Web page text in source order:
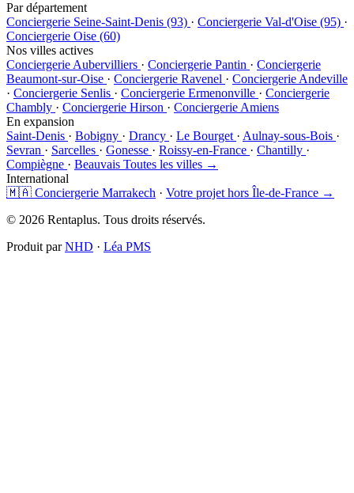
Par département
Conciergerie Seine-Saint-Denis (93) · Conciergerie Val-d'Oise (95) ·
Conciergerie Oise (60)
Nos villes actives
Conciergerie Aubervilliers · Conciergerie Pantin · Conciergerie
Beaumont-sur-Oise · Conciergerie Ravenel · Conciergerie Andeville
· Conciergerie Senlis · Conciergerie Ermenonville · Conciergerie
Chambly · Conciergerie Hirson · Conciergerie Amiens
En expansion
Saint-Denis · Bobigny · Drancy · Le Bourget · Aulnay-sous-Bois ·
Sevran · Sarcelles · Gonesse · Roissy-en-France · Chantilly ·
Compiègne · Beauvais Toutes les villes →
International
🇲🇦 Conciergerie Marrakech · Votre projet hors Île-de-France →
© 2026 Rentaplus. Tous droits réservés.
Produit parNHD · Léa PMS